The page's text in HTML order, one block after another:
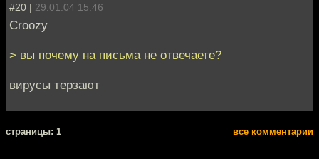
#20 | 29.01.04 15:46
Croozy
> вы почему на письма не отвечаете?
вирусы терзают
cтраницы: 1 все комментарии